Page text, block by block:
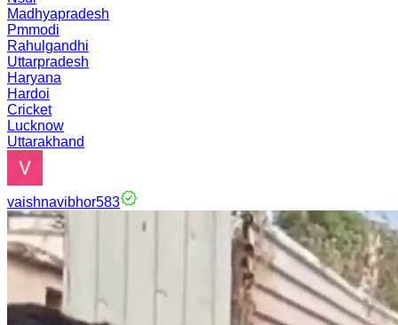
Madhyapradesh
Pmmodi
Rahulgandhi
Uttarpradesh
Haryana
Hardoi
Cricket
Lucknow
Uttarakhand
vaishnavibhor583